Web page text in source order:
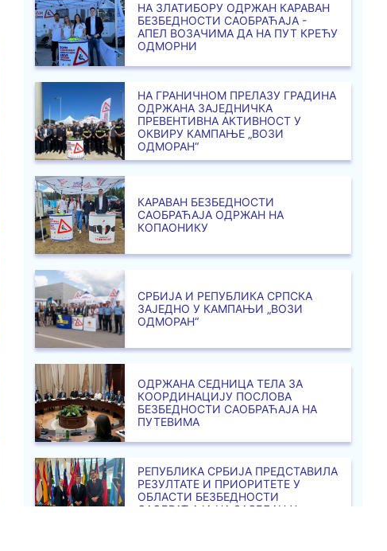
НА ЗЛАТИБОРУ ОДРЖАН КАРАВАН
БЕЗБЕДНОСТИ САОБРАЋАЈА -
АПЕЛ ВОЗАЧИМА ДА НА ПУТ КРЕЋУ
ОДМОРНИ
НА ГРАНИЧНОМ ПРЕЛАЗУ ГРАДИНА
ОДРЖАНА ЗАЈЕДНИЧКА
ПРЕВЕНТИВНА АКТИВНОСТ У
ОКВИРУ КАМПАЊЕ „ВОЗИ
ОДМОРАН“
КАРАВАН БЕЗБЕДНОСТИ
САОБРАЋАЈА ОДРЖАН НА
КОПАОНИКУ
СРБИЈА И РЕПУБЛИКА СРПСКА
ЗАЈЕДНО У КАМПАЊИ „ВОЗИ
ОДМОРАН“
ОДРЖАНА СЕДНИЦА ТЕЛА ЗА
КООРДИНАЦИЈУ ПОСЛОВА
БЕЗБЕДНОСТИ САОБРАЋАЈА НА
ПУТЕВИМА
РЕПУБЛИКА СРБИЈА ПРЕДСТАВИЛА
РЕЗУЛТАТЕ И ПРИОРИТЕТЕ У
ОБЛАСТИ БЕЗБЕДНОСТИ
САОБРАЋАЈА НА ЗАСЕДАЊУ